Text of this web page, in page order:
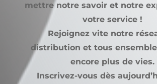
mettre notre savoir et notre
votre service !
Rejoignez vite notre
distribution et tous
encore plus de vies.
Inscrivez-vous dès